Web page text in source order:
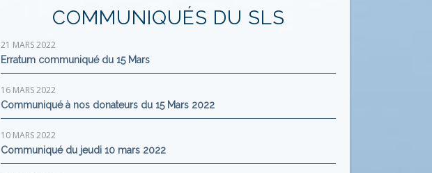
COMMUNIQUÉS DU SLS
21 MARS 2022
Erratum communiqué du 15 Mars
16 MARS 2022
Communiqué à nos donateurs du 15 Mars 2022
10 MARS 2022
Communiqué du jeudi 10 mars 2022